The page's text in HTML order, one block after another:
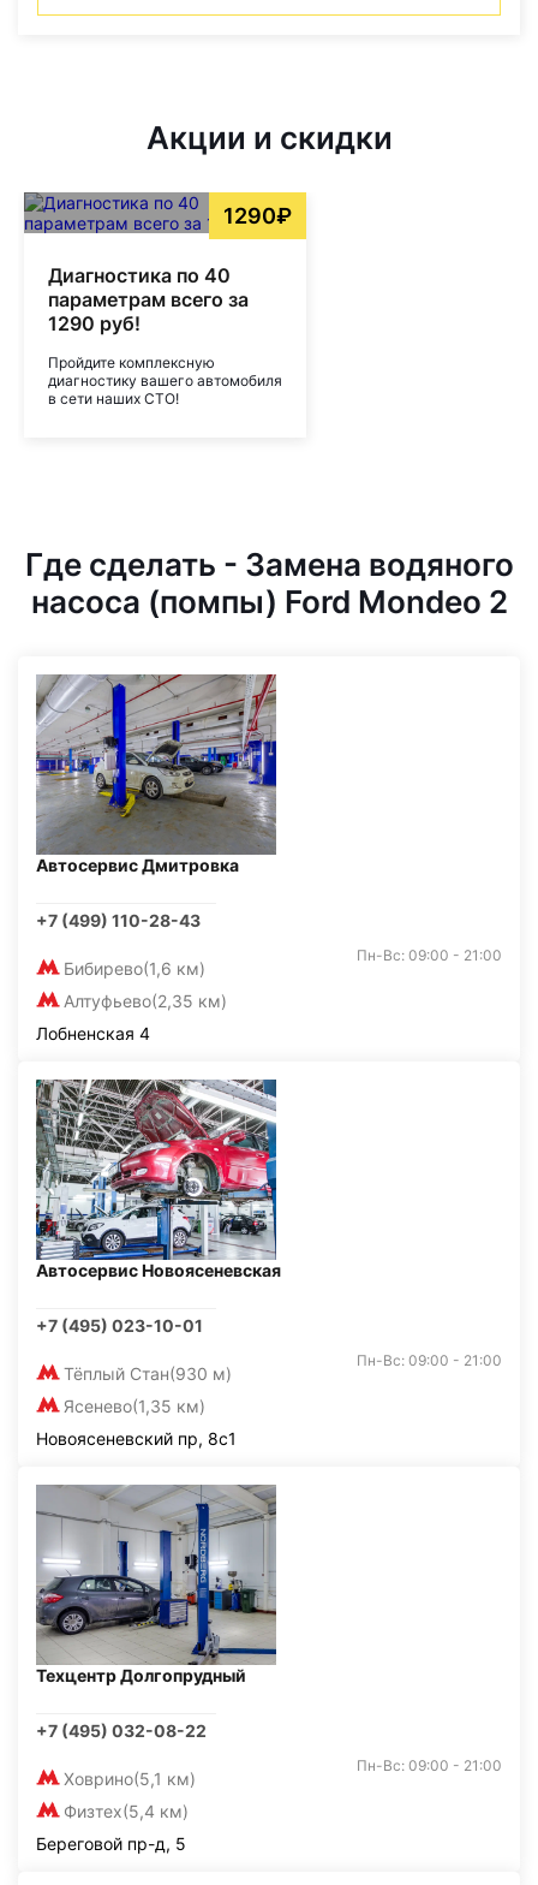
Акции и скидки
1290₽
Диагностика по 40
параметрам всего за
1290 руб!
Пройдите комплексную
диагностику вашего автомобиля
в сети наших СТО!
Где сделать - Замена водяного
насоса (помпы) Ford Mondeo 2
Автосервис Дмитровка
+7 (499) 110-28-43
Бибирево(1,6 км)
Алтуфьево(2,35 км)
Пн-Вс: 09:00 - 21:00
Лобненская 4
Автосервис Новоясеневская
+7 (495) 023-10-01
Тёплый Стан(930 м)
Ясенево(1,35 км)
Пн-Вс: 09:00 - 21:00
Новоясеневский пр, 8с1
Техцентр Долгопрудный
+7 (495) 032-08-22
Ховрино(5,1 км)
Физтех(5,4 км)
Пн-Вс: 09:00 - 21:00
Береговой пр-д, 5